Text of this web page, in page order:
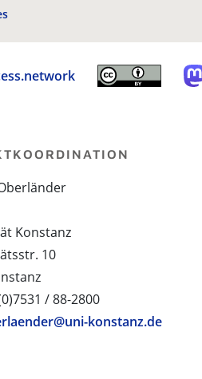
Konstanz
10
/ 88-2800
konstanz.de